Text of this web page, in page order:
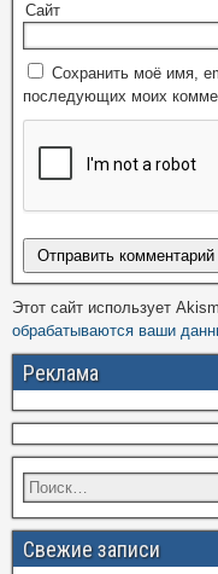
Сайт
Сохранить моё имя,
последующих моих
Этот сайт использует
обрабатываются ваши
Реклама
Свежие записи